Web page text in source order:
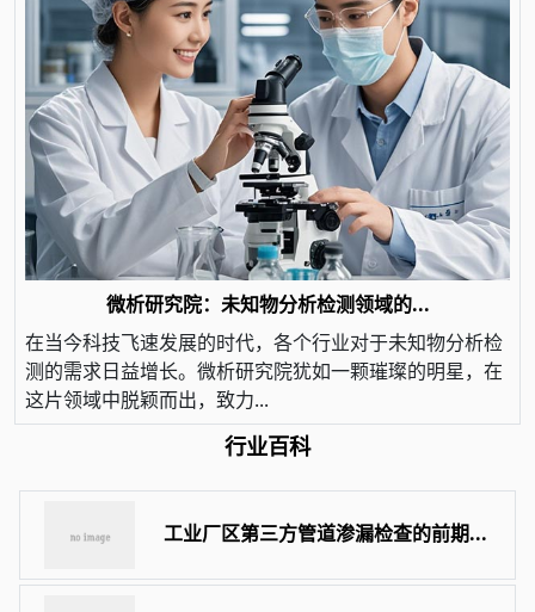
微析研究院：未知物分析检测领域的...
在当今科技飞速发展的时代，各个行业对于未知物分析检
测的需求日益增长。微析研究院犹如一颗璀璨的明星，在
这片领域中脱颖而出，致力...
行业百科
工业厂区第三方管道渗漏检查的前期...